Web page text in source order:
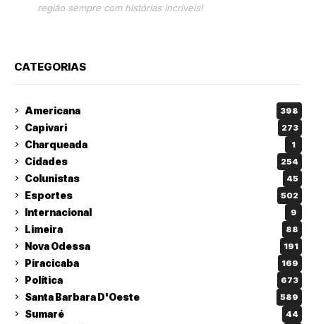
região sempre com histórias incríveis!
CATEGORIAS
Americana 398
Capivari 273
Charqueada 1
Cidades 254
Colunistas 45
Esportes 502
Internacional 9
Limeira 88
Nova Odessa 191
Piracicaba 169
Política 673
Santa Barbara D'Oeste 589
Sumaré 44